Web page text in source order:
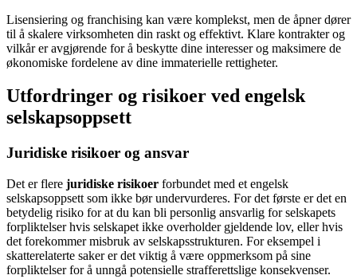
Lisensiering og franchising kan være komplekst, men de åpner dører
til å skalere virksomheten din raskt og effektivt. Klare kontrakter og
vilkår er avgjørende for å beskytte dine interesser og maksimere de
økonomiske fordelene av dine immaterielle rettigheter.
Utfordringer og risikoer ved engelsk
selskapsoppsett
Juridiske risikoer og ansvar
Det er flere juridiske risikoer forbundet med et engelsk
selskapsoppsett som ikke bør undervurderes. For det første er det en
betydelig risiko for at du kan bli personlig ansvarlig for selskapets
forpliktelser hvis selskapet ikke overholder gjeldende lov, eller hvis
det forekommer misbruk av selskapsstrukturen. For eksempel i
skatterelaterte saker er det viktig å være oppmerksom på sine
forpliktelser for å unngå potensielle strafferettslige konsekvenser.